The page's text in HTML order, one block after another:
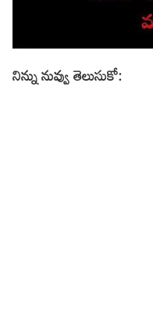
నిన్ను నువ్వు తెలుసుకో: